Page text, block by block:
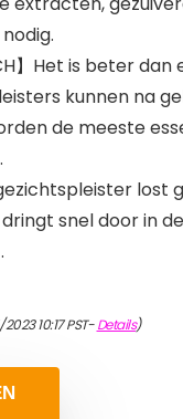
】Het is beter
kunnen na
de meeste
lost
snel door in
10:17 PST-Details)